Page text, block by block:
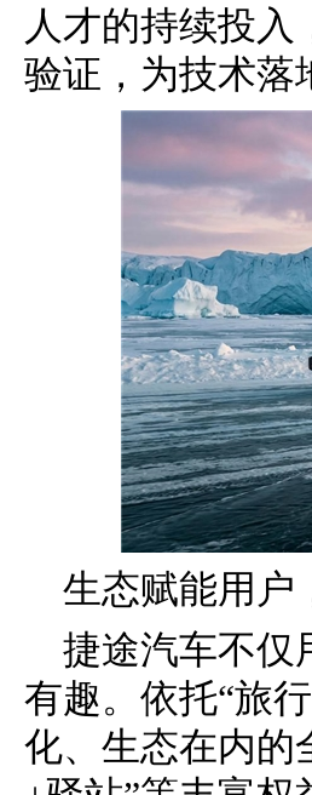
人才的持续投
验证，为技术落
生态赋能用户
捷途汽车不仅
有趣。依托“旅
化、生态在内的